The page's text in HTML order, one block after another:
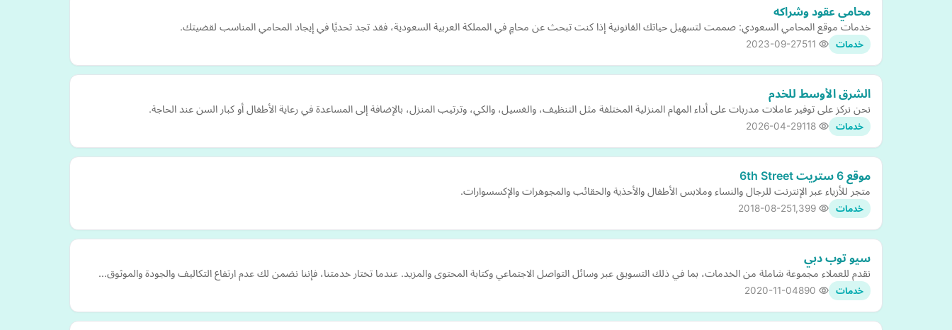
محامي عقود وشراكه
خدمات موقع المحامي السعودي: صممت لتسهيل حياتك القانونية إذا كنت تبحث عن محامٍ في المملكة العربية السعودية، فقد تجد تحديًا في إيجاد المحامي المناسب لقضيتك.
خدمات 2023-09-27
الشرق الأوسط للخدم
نحن نركز على توفير عاملات مدربات على أداء المهام المنزلية المختلفة مثل التنظيف، والغسيل، والكي، وترتيب المنزل، بالإضافة إلى المساعدة في رعاية الأطفال أو كبار السن عند الحاجة.
خدمات 2026-04-29
موقع 6 ستريت 6th Street
متجر للأزياء عبر الإنترنت للرجال والنساء وملابس الأطفال والأحذية والحقائب والمجوهرات والإكسسوارات.
خدمات 2018-08-25
سيو توب دبي
نقدم للعملاء مجموعة شاملة من الخدمات، بما في ذلك التسويق عبر وسائل التواصل الاجتماعي وكتابة المحتوى والمزيد. عندما تختار خدمتنا، فإننا نضمن لك عدم ارتفاع التكاليف والجودة والموثوق…
خدمات 2020-11-04